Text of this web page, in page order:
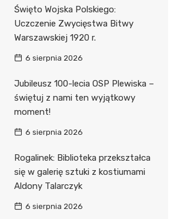
Święto Wojska Polskiego:
Uczczenie Zwycięstwa Bitwy
Warszawskiej 1920 r.
6 sierpnia 2026
Jubileusz 100-lecia OSP Plewiska –
świętuj z nami ten wyjątkowy
moment!
6 sierpnia 2026
Rogalinek: Biblioteka przekształca
się w galerię sztuki z kostiumami
Aldony Talarczyk
6 sierpnia 2026